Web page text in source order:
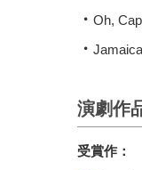
Oh,
演劇作
受賞作：